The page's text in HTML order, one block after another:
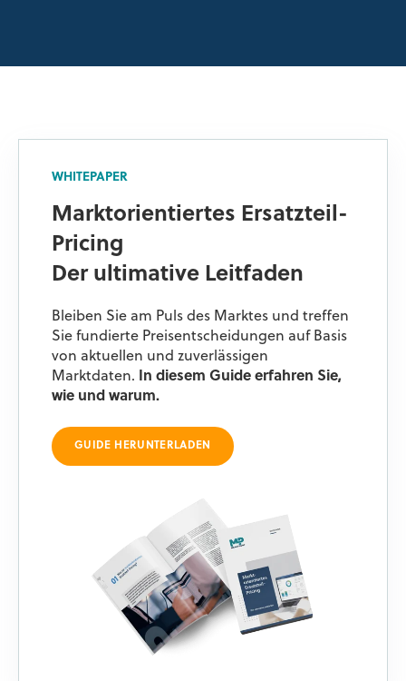
WHITEPAPER
Marktorientiertes Ersatzteil-
Pricing
Der ultimative Leitfaden
Bleiben Sie am Puls des Marktes und treffen
Sie fundierte Preisentscheidungen auf Basis
von aktuellen und zuverlässigen
Marktdaten.
In diesem Guide erfahren Sie,
wie und warum.
GUIDE HERUNTERLADEN